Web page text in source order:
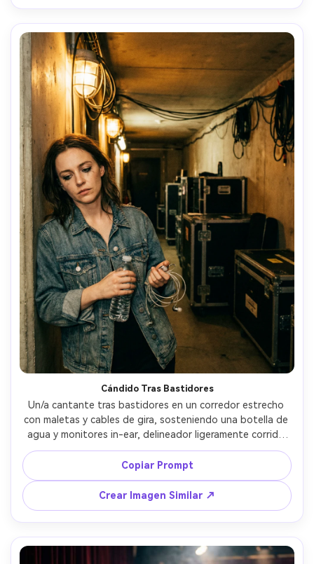
Cándido Tras Bastidores
Un/a cantante tras bastidores en un corredor estrecho
con maletas y cables de gira, sosteniendo una botella de
agua y monitores in-ear, delineador ligeramente corrido
de manera realista, luces funcionales cálidas arriba,
sensación documental espontánea, tomada con Fujifilm
X-T5 con 35mm f/1.4, composición ligeramente
descentrada, color cinematográfico con grano,
fotorrealista, auténtico ambiente backstage --ar 4:5
Copiar Prompt
Crear Imagen Similar ↗